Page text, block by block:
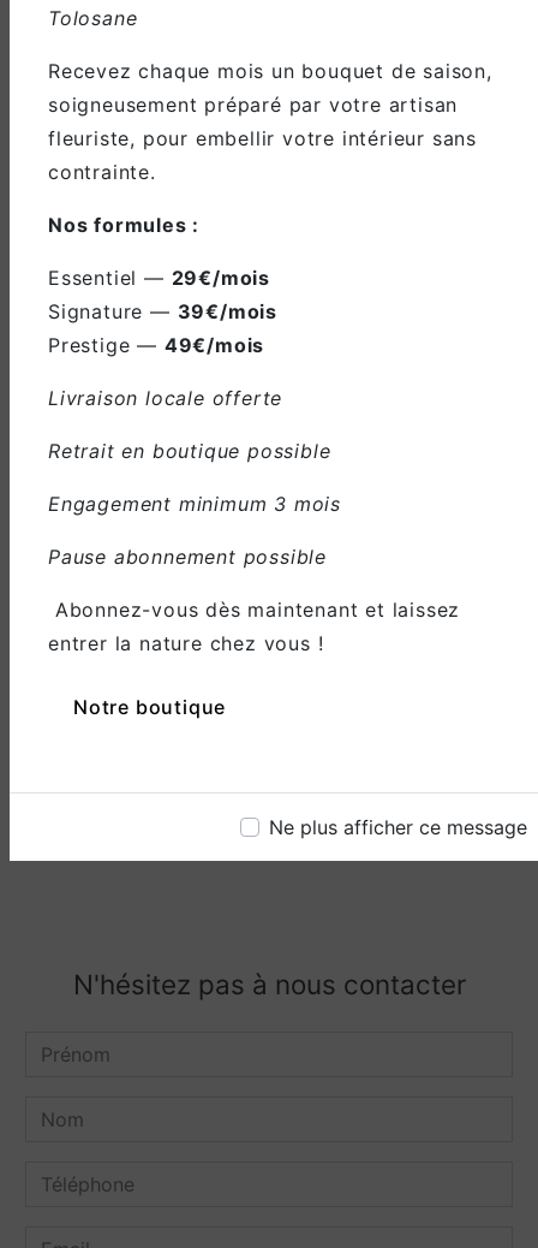
Tolosane
Recevez chaque mois un bouquet de saison,
soigneusement préparé par votre artisan
fleuriste, pour embellir votre intérieur sans
contrainte.
Nos formules :
Essentiel — 29€/mois
Signature — 39€/mois
Prestige — 49€/mois
Livraison locale offerte
Retrait en boutique possible
Engagement minimum 3 mois
Pause abonnement possible
Abonnez-vous dès maintenant et laissez
entrer la nature chez vous !
Notre boutique
Ne plus afficher ce message
24 Boulevard du Nord, 31220
Téléphone
05 61 98 66 96
N'hésitez pas à nous contacter